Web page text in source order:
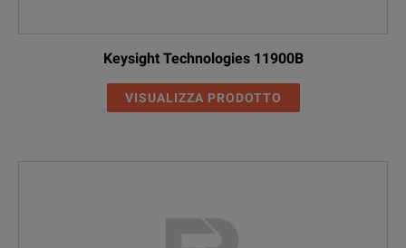
Keysight Technologies 11900B
VISUALIZZA PRODOTTO